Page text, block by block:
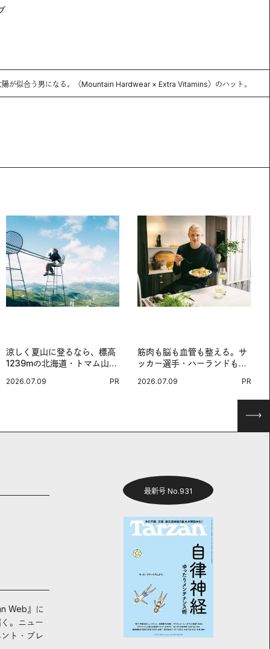
陽が似合う男になる。〈Mountain Hardwear × Extra Vitamins〉のハット。
涼しく夏山に登るなら、標高
1239mの北海道・トマム山で
2026.07.09 PR
筋肉も脳も血管も整える。サ
ッカー選手・ハーランドも注
＆サバの“最強アスリート
2026.07.09 PR
Web』に
。ニュー
ト・プレ
最新号 No.931